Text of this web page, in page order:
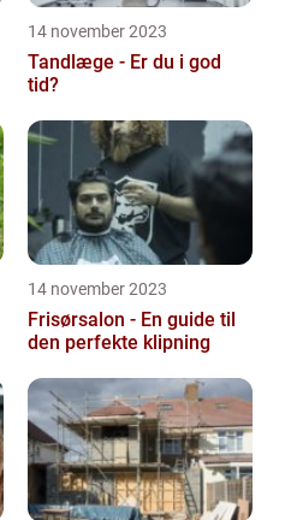
14 november 2023
Tandlæge - Er du i god
tid?
14 november 2023
Frisørsalon - En guide til
den perfekte klipning